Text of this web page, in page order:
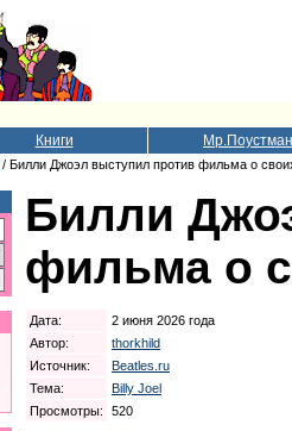
Книги Мр.Поустман
/ Билли Джоэл выступил против фильма о
Билли
фильма о
Дата:
2 июня 2026 года
Автор:
thorkhild
Источник:
Beatles.ru
Тема:
Billy Joel
Просмотры:
520